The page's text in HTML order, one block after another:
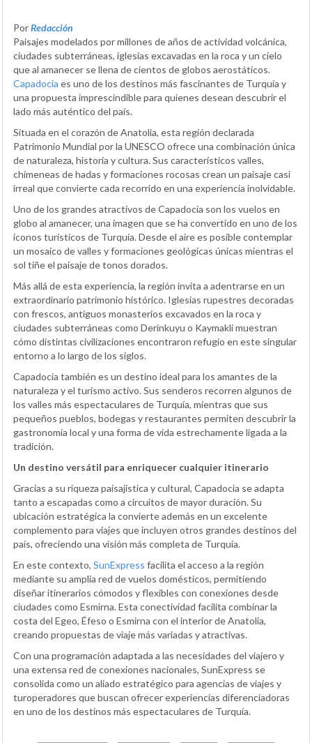
PorRedacción
Paisajes modelados por millones de años de actividad volcánica,
ciudades subterráneas, iglesias excavadas en la roca y un cielo
que al amanecer se llena de cientos de globos aerostáticos.
Capadocia es uno de los destinos más fascinantes de Turquía y
una propuesta imprescindible para quienes desean descubrir el
lado más auténtico del país.
Situada en el corazón de Anatolia, esta región declarada
Patrimonio Mundial por la UNESCO ofrece una combinación única
de naturaleza, historia y cultura. Sus característicos valles,
chimeneas de hadas y formaciones rocosas crean un paisaje casi
irreal que convierte cada recorrido en una experiencia inolvidable.
Uno de los grandes atractivos de Capadocia son los vuelos en
globo al amanecer, una imagen que se ha convertido en uno de los
iconos turísticos de Turquía. Desde el aire es posible contemplar
un mosaico de valles y formaciones geológicas únicas mientras el
sol tiñe el paisaje de tonos dorados.
Más allá de esta experiencia, la región invita a adentrarse en un
extraordinario patrimonio histórico. Iglesias rupestres decoradas
con frescos, antiguos monasterios excavados en la roca y
ciudades subterráneas como Derinkuyu o Kaymakli muestran
cómo distintas civilizaciones encontraron refugio en este singular
entorno a lo largo de los siglos.
Capadocia también es un destino ideal para los amantes de la
naturaleza y el turismo activo. Sus senderos recorren algunos de
los valles más espectaculares de Turquía, mientras que sus
pequeños pueblos, bodegas y restaurantes permiten descubrir la
gastronomía local y una forma de vida estrechamente ligada a la
tradición.
Un destino versátil para enriquecer cualquier itinerario
Gracias a su riqueza paisajística y cultural, Capadocia se adapta
tanto a escapadas como a circuitos de mayor duración. Su
ubicación estratégica la convierte además en un excelente
complemento para viajes que incluyen otros grandes destinos del
país, ofreciendo una visión más completa de Turquía.
En este contexto, SunExpress facilita el acceso a la región
mediante su amplia red de vuelos domésticos, permitiendo
diseñar itinerarios cómodos y flexibles con conexiones desde
ciudades como Esmirna. Esta conectividad facilita combinar la
costa del Egeo, Éfeso o Esmirna con el interior de Anatolia,
creando propuestas de viaje más variadas y atractivas.
Con una programación adaptada a las necesidades del viajero y
una extensa red de conexiones nacionales, SunExpress se
consolida como un aliado estratégico para agencias de viajes y
turoperadores que buscan ofrecer experiencias diferenciadoras
en uno de los destinos más espectaculares de Turquía.